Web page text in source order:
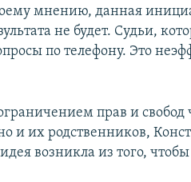
мнению, данная
не будет. Судьи,
по телефону. Это
прав и
и их родственников,
возникла из того,